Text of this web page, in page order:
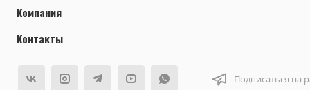
Компания
Контакты
Подписаться на